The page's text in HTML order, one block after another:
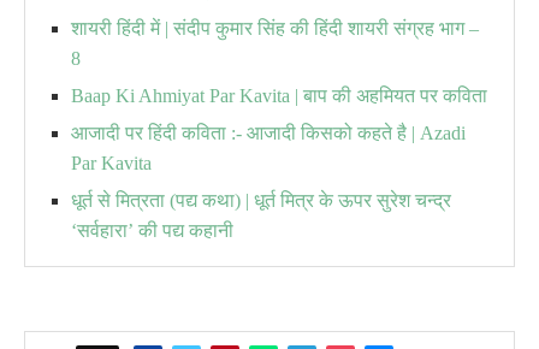
शायरी हिंदी में | संदीप कुमार सिंह की हिंदी शायरी संग्रह भाग –
8
Baap Ki Ahmiyat Par Kavita | बाप की अहमियत पर कविता
आजादी पर हिंदी कविता :- आजादी किसको कहते है | Azadi
Par Kavita
धूर्त से मित्रता (पद्य कथा) | धूर्त मित्र के ऊपर सुरेश चन्द्र
‘सर्वहारा’ की पद्य कहानी